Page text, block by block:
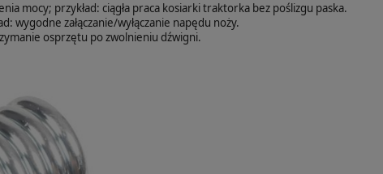
mocy; przykład: ciągła praca kosiarki traktorka bez poślizgu paska.
załączanie/wyłączanie napędu noży.
osprzętu po zwolnieniu dźwigni.